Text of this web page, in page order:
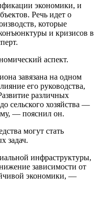
экономики, и
Речь идет о
которые
и кризисов в
аспект.
завязана на одном
его руководства,
различных
сельского хозяйства —
— пояснил он.
могут стать
задач.
инфраструктуры,
зависимости от
экономики, —